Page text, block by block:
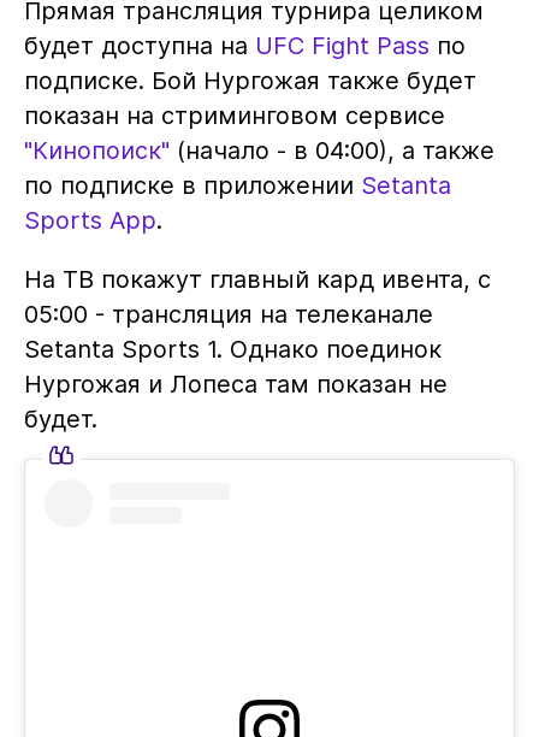
Прямая трансляция турнира целиком
будет доступна на UFC Fight Pass по
подписке. Бой Нургожая также будет
показан на стриминговом сервисе
"Кинопоиск" (начало - в 04:00), а также
по подписке в приложении Setanta
Sports App.
На ТВ покажут главный кард ивента, с
05:00 - трансляция на телеканале
Setanta Sports 1. Однако поединок
Нургожая и Лопеса там показан не
будет.